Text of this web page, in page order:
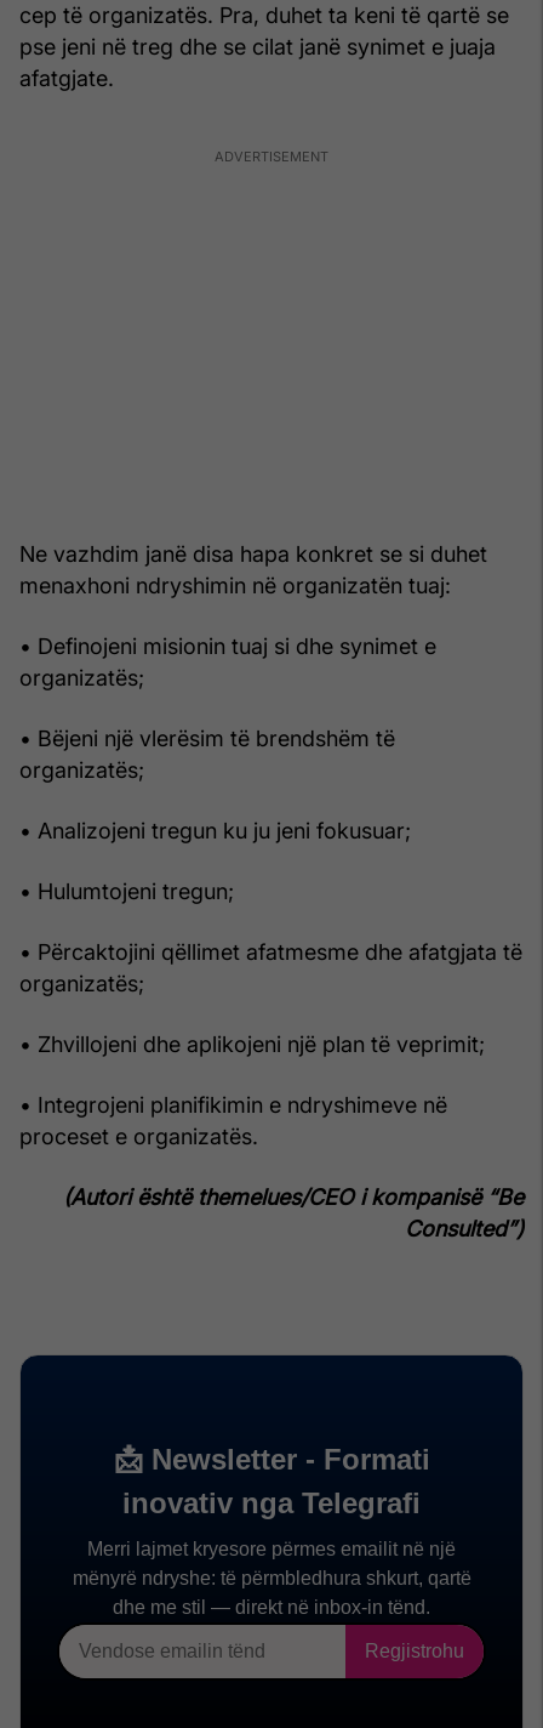
cep të organizatës. Pra, duhet ta keni të qartë se
pse jeni në treg dhe se cilat janë synimet e juaja
afatgjate.
Ne vazhdim janë disa hapa konkret se si duhet
menaxhoni ndryshimin në organizatën tuaj:
• Definojeni misionin tuaj si dhe synimet e
organizatës;
• Bëjeni një vlerësim të brendshëm të
organizatës;
• Analizojeni tregun ku ju jeni fokusuar;
• Hulumtojeni tregun;
• Përcaktojini qëllimet afatmesme dhe afatgjata të
organizatës;
• Zhvillojeni dhe aplikojeni një plan të veprimit;
• Integrojeni planifikimin e ndryshimeve në
proceset e organizatës.
(Autori është themelues/CEO i kompanisë “Be
Consulted”)